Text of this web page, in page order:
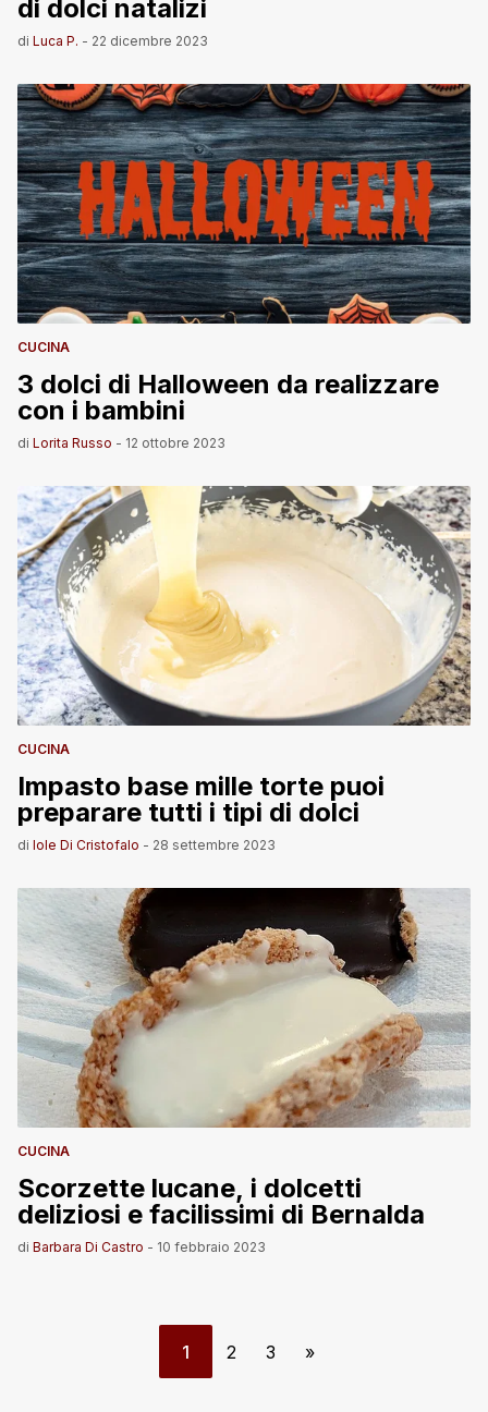
di dolci natalizi
di Luca P. - 22 dicembre 2023
CUCINA
3 dolci di Halloween da realizzare
con i bambini
di Lorita Russo - 12 ottobre 2023
CUCINA
Impasto base mille torte puoi
preparare tutti i tipi di dolci
di Iole Di Cristofalo - 28 settembre 2023
CUCINA
Scorzette lucane, i dolcetti
deliziosi e facilissimi di Bernalda
di Barbara Di Castro - 10 febbraio 2023
1 2 3 »